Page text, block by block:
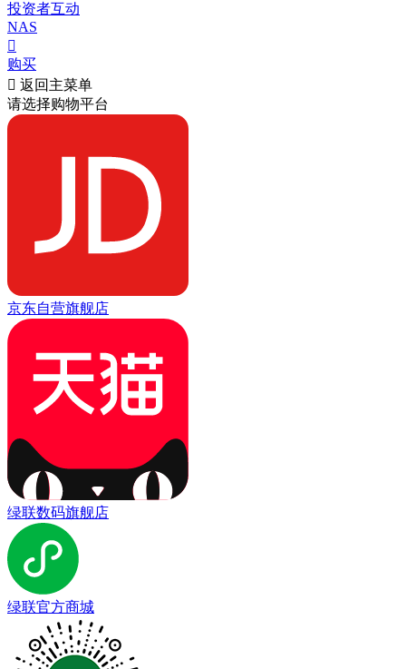
投资者互动
NAS

购买
 返回主菜单
请选择购物平台
京东自营旗舰店
绿联数码旗舰店
绿联官方商城